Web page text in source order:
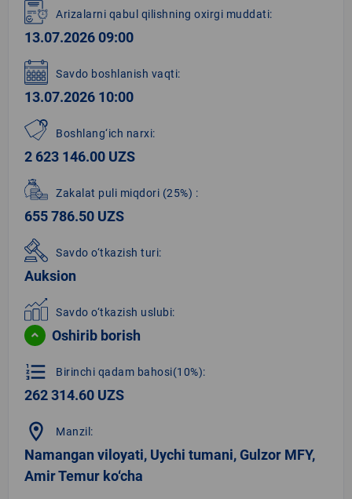
1
of
6
Arizalarni qabul qilishning oxirgi muddati:
13.07.2026 09:00
Savdo boshlanish vaqti:
13.07.2026 10:00
Boshlang‘ich narxi:
2 623 146.00 UZS
Zakalat puli miqdori (25%) :
655 786.50 UZS
Savdo o‘tkazish turi:
Auksion
Savdo o‘tkazish uslubi:
Oshirib borish
format_list_numbered Birinchi qadam bahosi(10%):
262 314.60 UZS
location_on Manzil:
Namangan viloyati, Uychi tumani, Gulzor MFY,
Amir Temur ko‘cha